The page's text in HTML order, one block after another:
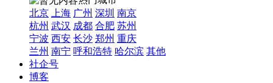
北京
上海 广州 深圳 南京
杭州 武汉 成都 合肥 苏州
宁波 西安 长沙 郑州 重庆
兰州 南宁 呼和浩特 哈尔滨 其他
社企号
博客